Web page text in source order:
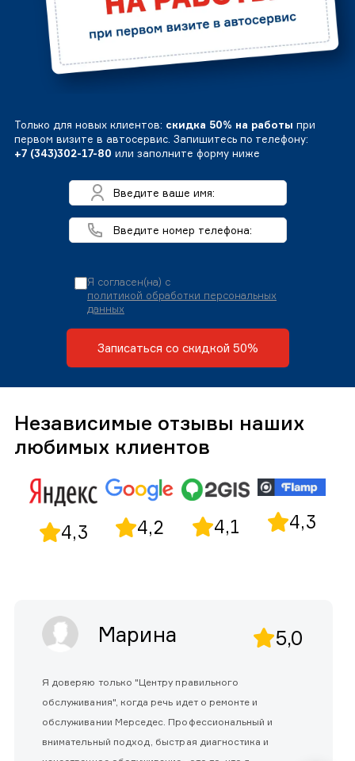
Только для новых клиентов: скидка 50% на работы при
первом визите в автосервис. Запишитесь по телефону:
+7 (343)302-17-80 или заполните форму ниже
Я согласен(на) с
политикой обработки персональных
данных
Записаться со скидкой 50%
Независимые отзывы наших
любимых клиентов
4,3 4,2 4,1 4,3
Марина 5,0
Я доверяю только "Центру правильного
обслуживания", когда речь идет о ремонте и
обслуживании Мерседес. Профессиональный и
внимательный подход, быстрая диагностика и